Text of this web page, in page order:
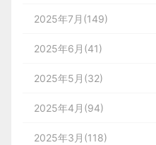
2025年7月(149)
2025年6月(41)
2025年5月(32)
2025年4月(94)
2025年3月(118)